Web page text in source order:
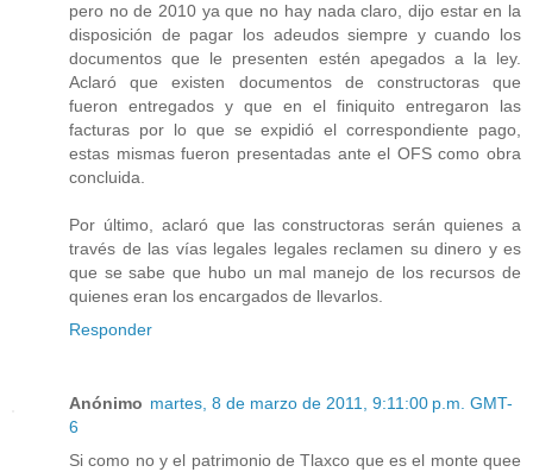
pero no de 2010 ya que no hay nada claro, dijo estar en la
disposición de pagar los adeudos siempre y cuando los
documentos que le presenten estén apegados a la ley.
Aclaró que existen documentos de constructoras que
fueron entregados y que en el finiquito entregaron las
facturas por lo que se expidió el correspondiente pago,
estas mismas fueron presentadas ante el OFS como obra
concluida.
Por último, aclaró que las constructoras serán quienes a
través de las vías legales legales reclamen su dinero y es
que se sabe que hubo un mal manejo de los recursos de
quienes eran los encargados de llevarlos.
Responder
Anónimo martes, 8 de marzo de 2011, 9:11:00 p.m. GMT-
6
Si como no y el patrimonio de Tlaxco que es el monte quee